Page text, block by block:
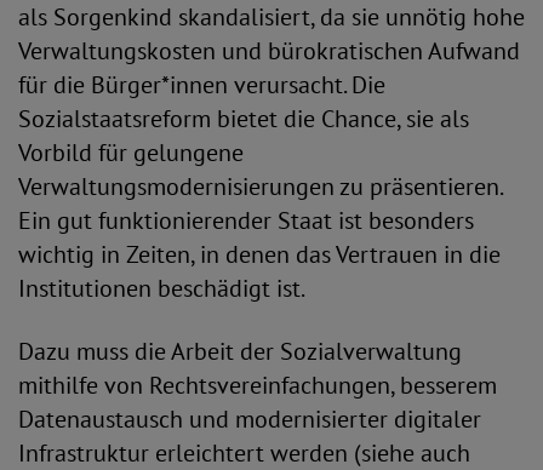
als Sorgenkind skandalisiert, da sie unnötig hohe
Verwaltungskosten und bürokratischen Aufwand
für die Bürger*innen verursacht. Die
Sozialstaatsreform bietet die Chance, sie als
Vorbild für gelungene
Verwaltungsmodernisierungen zu präsentieren.
Ein gut funktionierender Staat ist besonders
wichtig in Zeiten, in denen das Vertrauen in die
Institutionen beschädigt ist.
Dazu muss die Arbeit der Sozialverwaltung
mithilfe von Rechtsvereinfachungen, besserem
Datenaustausch und modernisierter digitaler
Infrastruktur erleichtert werden (siehe auch